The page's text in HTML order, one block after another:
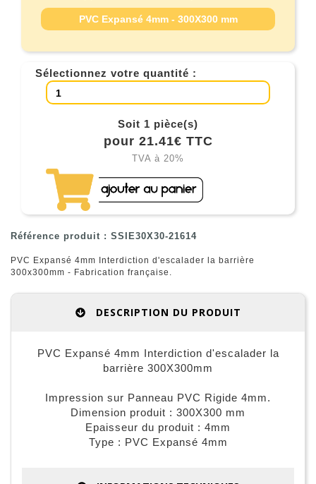
PVC Expansé 4mm - 300X300 mm
Sélectionnez votre quantité :
Soit 1 pièce(s)
pour 21.41€ TTC
TVA à 20%
Référence produit : SSIE30X30-21614
PVC Expansé 4mm Interdiction d'escalader la barrière
300x300mm - Fabrication française.
DESCRIPTION DU PRODUIT
PVC Expansé 4mm Interdiction d'escalader la
barrière 300X300mm
Impression sur Panneau PVC Rigide 4mm.
Dimension produit : 300X300 mm
Epaisseur du produit : 4mm
Type : PVC Expansé 4mm